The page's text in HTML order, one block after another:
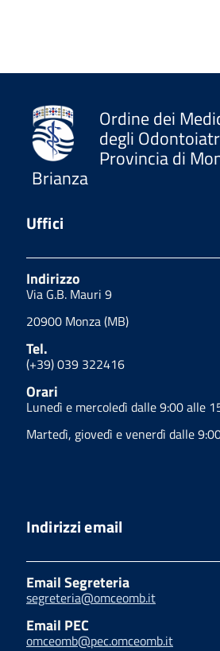
Ordine dei
degli
Provincia di
Brianza
Uffici
Indirizzo
Via G.B. Mauri 9
20900 Monza (MB)
Tel.
(+39) 039 322416
Orari
Lunedì e mercoledì dalle 9:00 alle
Martedì, giovedì e venerdì dalle
Indirizzi email
Email Segreteria
segreteria@omceomb.it
Email PEC
omceomb@pec.omceomb.it